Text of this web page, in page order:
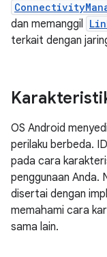
dan memanggil
terkait dengan
OS Android
perilaku berbeda.
pada cara
penggunaan Anda.
disertai dengan
memahami cara
sama lain.